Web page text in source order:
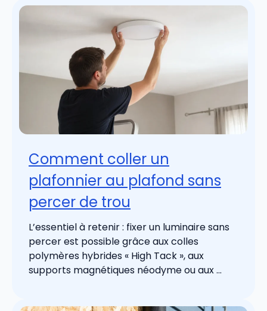
Comment coller un
plafonnier au plafond sans
percer de trou
L’essentiel à retenir : fixer un luminaire sans
percer est possible grâce aux colles
polymères hybrides « High Tack », aux
supports magnétiques néodyme ou aux ...